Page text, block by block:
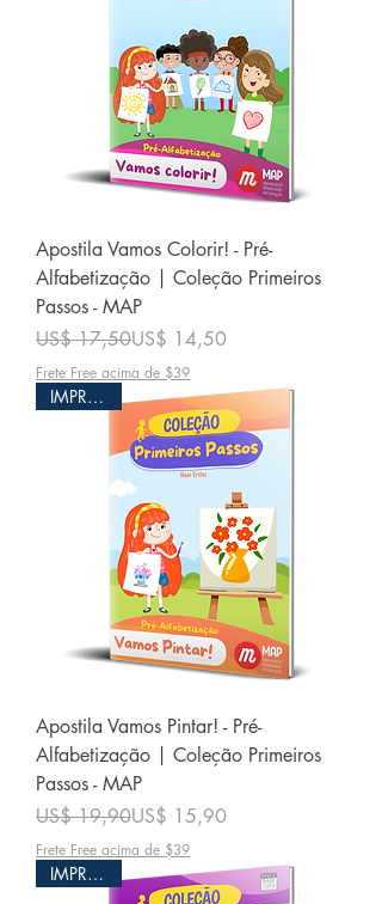
Apostila Vamos Colorir! - Pré-
Alfabetização | Coleção Primeiros
Passos - MAP
Preço normal
US$ 17,50
Preço promocional
US$ 14,50
Frete Free acima de $39
IMPRESSO
Apostila Vamos Pintar! - Pré-
Alfabetização | Coleção Primeiros
Passos - MAP
Preço normal
US$ 19,90
Preço promocional
US$ 15,90
Frete Free acima de $39
IMPRESSO